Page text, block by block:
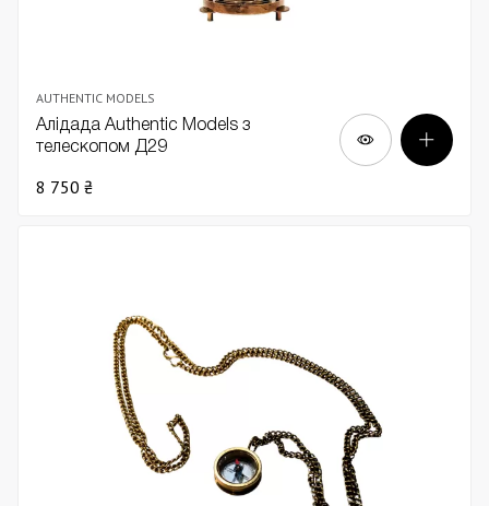
AUTHENTIC MODELS
Алідада Authentic Models з
телескопом Д29
8 750 ₴